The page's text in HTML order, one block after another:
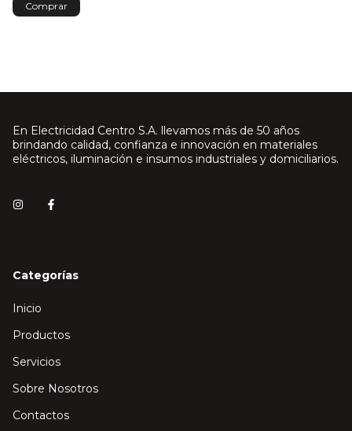
En Electricidad Centro S.A. llevamos más de 50 años
brindando calidad, confianza e innovación en materiales
eléctricos, iluminación e insumos industriales y domiciliarios.
Categorías
Inicio
Productos
Servicios
Sobre Nosotros
Contactos